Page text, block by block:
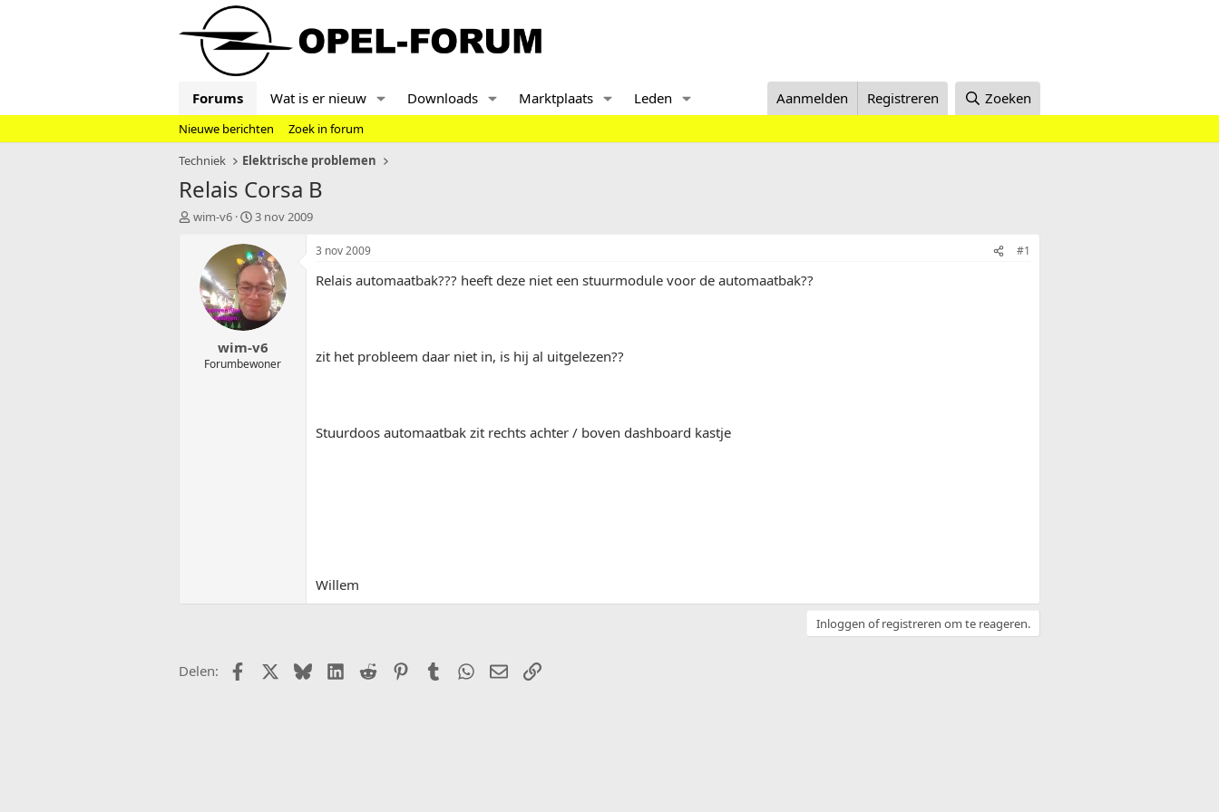
Forums Wat is er nieuw Downloads Marktplaats Leden Aanmelden Registreren Zoeken
Nieuwe berichten
Zoek in forum
Techniek
Elektrische problemen
Relais Corsa B
T
wim-v6
S
a
r
t
d
a
t
u
m
3 nov 2009
wim-v6
Forumbewoner
3 nov 2009 #1
Relais automaatbak??? heeft deze niet een stuurmodule voor de automaatbak??
zit het probleem daar niet in, is hij al uitgelezen??
Stuurdoos automaatbak zit rechts achter / boven dashboard kastje
Willem
Inloggen of registreren om te reageren.
Delen: FacebookX (Twitter)
BlueskyLinkedIn
Reddit PinterestTumblr WhatsApp
E-mailLink